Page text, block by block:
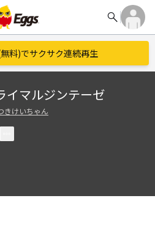
search
料)でサクサク連続再生
イマルジンテーゼ
きけいちゃん